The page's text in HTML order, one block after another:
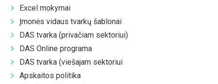
Excel mokymai
Įmonės vidaus tvarkų šablonai
DAS tvarka (privačiam sektoriui)
DAS Online programa
DAS tvarka (viešajam sektoriui
Apskaitos politika